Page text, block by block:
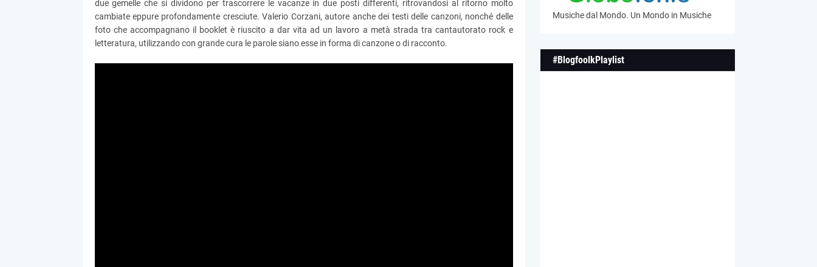
due gemelle che si dividono per trascorrere le vacanze in due posti differenti, ritrovandosi al ritorno molto
cambiate eppure profondamente cresciute. Valerio Corzani, autore anche dei testi delle canzoni, nonché delle
foto che accompagnano il booklet è riuscito a dar vita ad un lavoro a metà strada tra cantautorato rock e
letteratura, utilizzando con grande cura le parole siano esse in forma di canzone o di racconto.
Musiche dal Mondo. Un Mondo in Musiche
#BlogfoolkPlaylist